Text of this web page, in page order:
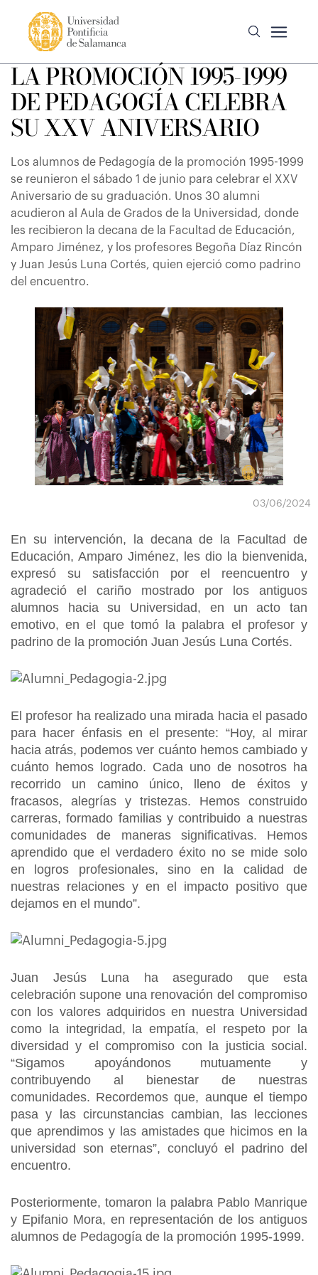
LA PROMOCIÓN 1995-1999
DE PEDAGOGÍA CELEBRA
SU XXV ANIVERSARIO
Los alumnos de Pedagogía de la promoción 1995-1999
se reunieron el sábado 1 de junio para celebrar el XXV
Aniversario de su graduación. Unos 30 alumni
acudieron al Aula de Grados de la Universidad, donde
les recibieron la decana de la Facultad de Educación,
Amparo Jiménez, y los profesores Begoña Díaz Rincón
y Juan Jesús Luna Cortés, quien ejerció como padrino
del encuentro.
03/06/2024
En su intervención, la decana de la Facultad de
Educación, Amparo Jiménez, les dio la bienvenida,
expresó su satisfacción por el reencuentro y
agradeció el cariño mostrado por los antiguos
alumnos hacia su Universidad, en un acto tan
emotivo, en el que tomó la palabra el profesor y
padrino de la promoción Juan Jesús Luna Cortés.
El profesor ha realizado una mirada hacia el pasado
para hacer énfasis en el presente: “Hoy, al mirar
hacia atrás, podemos ver cuánto hemos cambiado y
cuánto hemos logrado. Cada uno de nosotros ha
recorrido un camino único, lleno de éxitos y
fracasos, alegrías y tristezas. Hemos construido
carreras, formado familias y contribuido a nuestras
comunidades de maneras significativas. Hemos
aprendido que el verdadero éxito no se mide solo
en logros profesionales, sino en la calidad de
nuestras relaciones y en el impacto positivo que
dejamos en el mundo”.
Juan Jesús Luna ha asegurado que esta
celebración supone una renovación del compromiso
con los valores adquiridos en nuestra Universidad
como la integridad, la empatía, el respeto por la
diversidad y el compromiso con la justicia social.
“Sigamos apoyándonos mutuamente y
contribuyendo al bienestar de nuestras
comunidades. Recordemos que, aunque el tiempo
pasa y las circunstancias cambian, las lecciones
que aprendimos y las amistades que hicimos en la
universidad son eternas”, concluyó el padrino del
encuentro.
Posteriormente, tomaron la palabra Pablo Manrique
y Epifanio Mora, en representación de los antiguos
alumnos de Pedagogía de la promoción 1995-1999.